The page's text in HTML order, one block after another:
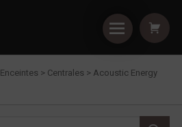
Enceintes > Centrales > Acoustic Energy